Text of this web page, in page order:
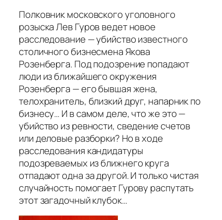
Полковник московского уголовного
розыска Лев Гуров ведет новое
расследование — убийство известного
столичного бизнесмена Якова
Розенберга. Под подозрение попадают
люди из ближайшего окружения
Розенберга — его бывшая жена,
телохранитель, близкий друг, напарник по
бизнесу… И в самом деле, что же это —
убийство из ревности, сведение счетов
или деловые разборки? Но в ходе
расследования кандидатуры
подозреваемых из ближнего круга
отпадают одна за другой. И только чистая
случайность помогает Гурову распутать
этот загадочный клубок…